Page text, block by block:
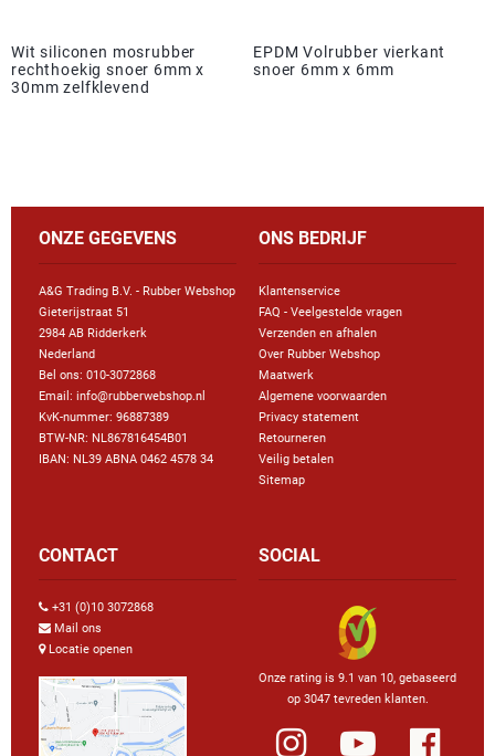
Wit siliconen mosrubber
rechthoekig snoer 6mm x
30mm zelfklevend
EPDM Volrubber vierkant
snoer 6mm x 6mm
ONZE GEGEVENS
A&G Trading B.V. - Rubber Webshop
Gieterijstraat 51
2984 AB Ridderkerk
Nederland
Bel ons: 010-3072868
Email: info@rubberwebshop.nl
KvK-nummer: 96887389
BTW-NR: NL867816454B01
IBAN: NL39 ABNA 0462 4578 34
ONS BEDRIJF
Klantenservice
FAQ - Veelgestelde vragen
Verzenden en afhalen
Over Rubber Webshop
Maatwerk
Algemene voorwaarden
Privacy statement
Retourneren
Veilig betalen
Sitemap
CONTACT
+31 (0)10 3072868
Mail ons
Locatie openen
SOCIAL
Onze rating is 9.1 van 10, gebaseerd
op 3047 tevreden klanten.